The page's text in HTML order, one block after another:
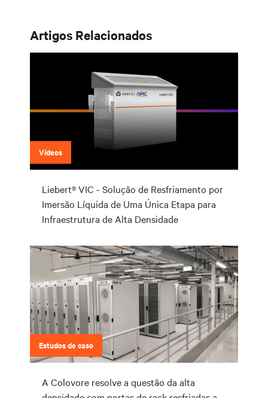
Artigos Relacionados
Vídeos
Liebert® VIC - Solução de Resfriamento por
Imersão Líquida de Uma Única Etapa para
Infraestrutura de Alta Densidade
Estudos de caso
A Colovore resolve a questão da alta